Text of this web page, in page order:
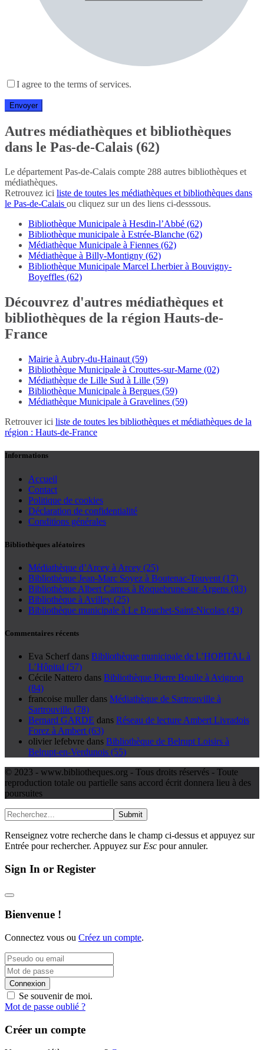
I agree to the terms of services.
Autres médiathèques et bibliothèques
dans le Pas-de-Calais (62)
Le département Pas-de-Calais compte 288 autres bibliothèques et
médiathèques.
Retrouvez ici liste de toutes les médiathèques et bibliothèques dans
le Pas-de-Calais ou cliquez sur un des liens ci-desssous.
Bibliothèque Municipale à Hesdin-l’Abbé (62)
Bibliothèque municipale à Estrée-Blanche (62)
Médiathèque Municipale à Fiennes (62)
Médiathèque à Billy-Montigny (62)
Bibliothèque Municipale Marcel Lherbier à Bouvigny-
Boyeffles (62)
Découvrez d'autres médiathèques et
bibliothèques de la région Hauts-de-
France
Mairie à Aubry-du-Hainaut (59)
Bibliothèque Municipale à Crouttes-sur-Marne (02)
Médiathèque de Lille Sud à Lille (59)
Bibliothèque Municipale à Bergues (59)
Médiathèque Municipale à Gravelines (59)
Retrouver ici liste de toutes les bibliothèques et médiathèques de la
région : Hauts-de-France
Informations
Accueil
Contact
Politique de cookies
Déclaration de confidentialité
Conditions générales
Bibliothèques aléatoires
Médiathèque d’Arcey à Arcey (25)
Bibliothèque Jean-Marc Soyez à Boutenac-Touvent (17)
Bibliothèque Albert Camus à Roquebrune-sur-Argens (83)
Bibliothèque à Avilley (25)
Bibliothèque municipale à Le Bouchet-Saint-Nicolas (43)
Commentaires récents
Eva Scherf dans Bibliothèque municipale de L’HOPITAL à
L’Hôpital (57)
Cécile Nattero dans Bibliothèque Pierre Boulle à Avignon
(84)
francoise muller dans Médiathèque de Sartrouville à
Sartrouville (78)
Bernard GARDE dans Réseau de lecture Ambert Livradois
Forez à Ambert (63)
olivier lefebvre dans Bibliothèque de Belrupt Loisirs à
Belrupt-en-Verdunois (55)
© 2023 - www.bibliotheques.org - Tous droits réservés - Toute
reproduction totale ou partielle sans accord écrit donnera lieu à des
poursuites
Submit
Renseignez votre recherche dans le champ ci-dessus et appuyez sur
Entrée pour rechercher. Appuyez sur Esc pour annuler.
Sign In or Register
Bienvenue !
Connectez vous ou Créez un compte.
Connexion
Se souvenir de moi.
Mot de passe oublié ?
Créer un compte